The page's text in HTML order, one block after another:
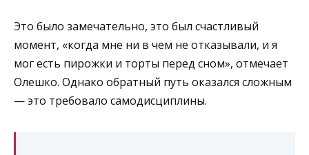
Это было замечательно, это был счастливый
момент, «когда мне ни в чем не отказывали, и я
мог есть пирожки и торты перед сном», отмечает
Олешко. Однако обратный путь оказался сложным
— это требовало самодисциплины.